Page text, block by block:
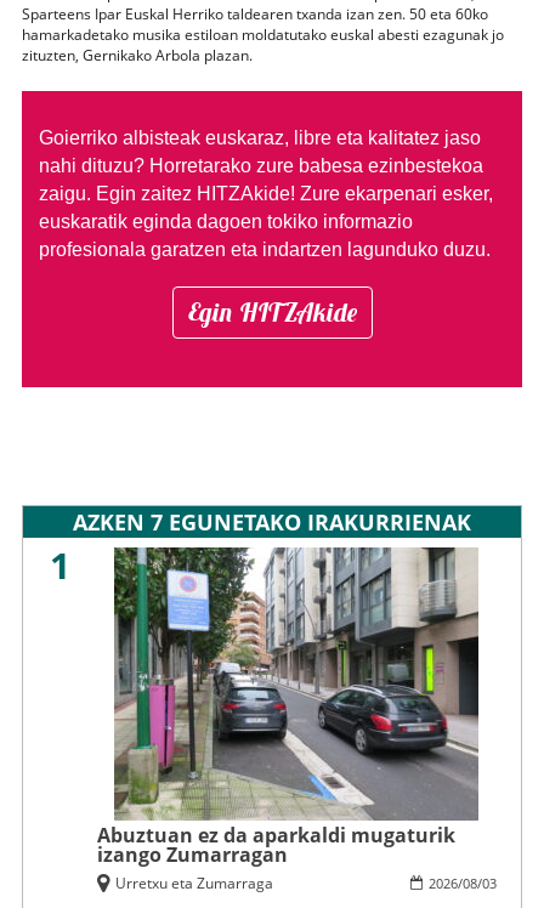
Sparteens Ipar Euskal Herriko taldearen txanda izan zen. 50 eta 60ko
hamarkadetako musika estiloan moldatutako euskal abesti ezagunak jo
zituzten, Gernikako Arbola plazan.
Goierriko albisteak euskaraz, libre eta kalitatez jaso
nahi dituzu? Horretarako zure babesa ezinbestekoa
zaigu. Egin zaitez HITZAkide! Zure ekarpenari esker,
euskaratik eginda dagoen tokiko informazio
profesionala garatzen eta indartzen lagunduko duzu.
Egin HITZAkide
AZKEN 7 EGUNETAKO IRAKURRIENAK
1
Abuztuan ez da aparkaldi mugaturik
izango Zumarragan
2026/08/03
Urretxu eta Zumarraga